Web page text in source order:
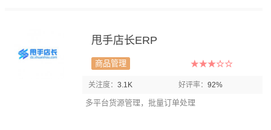
甩手店长ERP
商品管理
关注度： 3.1K 好评率： 92%
多平台货源管理，批量订单处理